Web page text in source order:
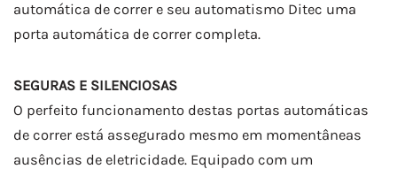
automática de correr e seu automatismo Ditec uma
porta automática de correr completa.
SEGURAS E SILENCIOSAS
O perfeito funcionamento destas portas automáticas
de correr está assegurado mesmo em momentâneas
ausências de eletricidade. Equipado com um